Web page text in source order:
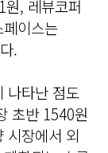
, 레뷰코퍼
이스는
.
나타난 점도
초반 1540원
시장에서 외